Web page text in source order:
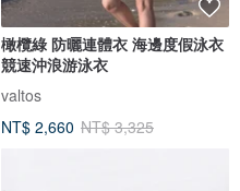
橄欖綠 防曬連體衣 海邊度假泳衣
競速沖浪游泳衣
valtos
NT$ 2,660 NT$ 3,325